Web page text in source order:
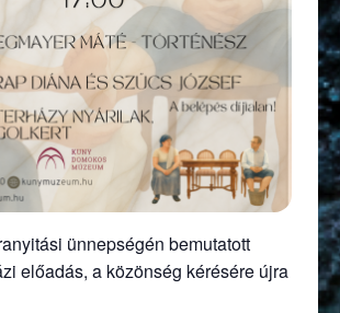
ünnepségén bemutatott
előadás, a közönség kérésére újra